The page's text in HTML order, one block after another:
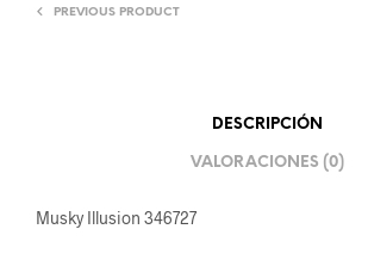
PREVIOUS PRODUCT
DESCRIPCIÓN
VALORACIONES (0)
Musky Illusion 346727